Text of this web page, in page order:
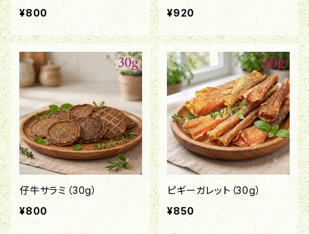
¥800
¥920
仔牛サラミ（30g）
¥800
ピギーガレット（30g）
¥850